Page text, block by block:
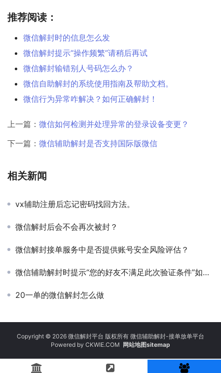
推荐阅读：
微信解封时的信息怎么发
微信解封提示“操作频繁”请稍后再试
微信解封输错别人号码怎么办？
微信自助解封的系统使用指南及帮助文档。
微信行为异常咋解决？如何正确解封！
上一篇： 微信如何检测并处理异常的登录设备变更？
下一篇： 微信辅助解封是否支持国际版微信
相关新闻
vx辅助注册后忘记密码找回方法。
微信解封后会不会再次被封？
微信解封接单服务中是否提供账号安全风险评估？
微信辅助解封时提示“您的好友不满足此次验证条件”如何解决？
20一单的微信解封怎么做
Copyright © 2026 微信解封平台 版权所有 微信辅助解封-接单放单平台
Powered by CKWIE.COM 网站地图sitemap